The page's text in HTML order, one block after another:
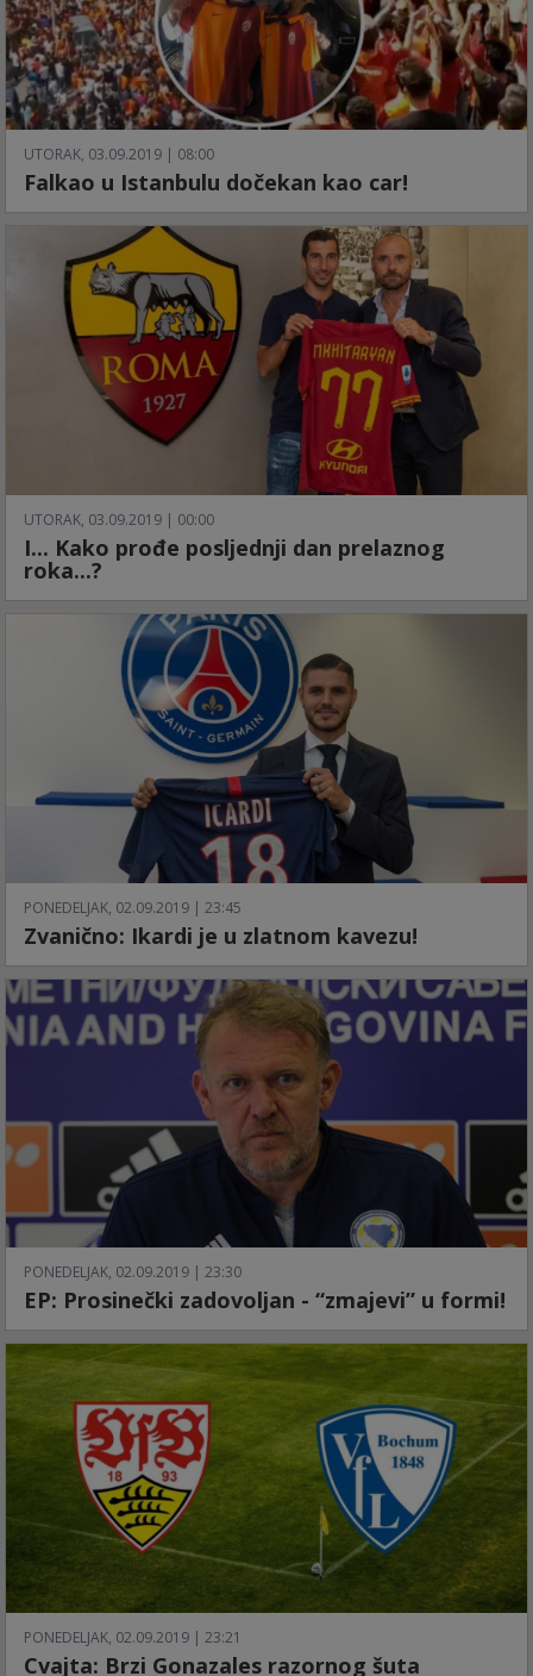
UTORAK, 03.09.2019 | 08:00
Falkao u Istanbulu dočekan kao car!
UTORAK, 03.09.2019 | 00:00
I... Kako prođe posljednji dan prelaznog
roka...?
PONEDELJAK, 02.09.2019 | 23:45
Zvanično: Ikardi je u zlatnom kavezu!
PONEDELJAK, 02.09.2019 | 23:30
EP: Prosinečki zadovoljan - “zmajevi” u formi!
PONEDELJAK, 02.09.2019 | 23:21
Cvajta: Brzi Gonazales razornog šuta